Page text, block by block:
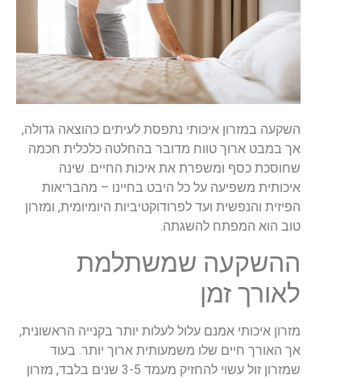
השקעה במזרון איכותי נתפסת לעיתים כהוצאה גדולה,
אך במבט ארוך טווח מדובר בהחלטה כלכלית חכמה
שחוסכת כסף ומשפרת את איכות החיים. שינה
איכותית משפיעה על כל היבט בחיינו – מהבריאות
הפיזית והנפשית ועד לפרודוקטיביות היומיומית, ומזרון
טוב הוא המפתח להשגתה.
ההשקעה שמשתלמת
לאורך זמן
מזרון איכותי אמנם עלול לעלות יותר בקנייה הראשונית,
אך האורך חיים שלו משמעותית ארוך יותר. בעוד
שמזרון זול עשוי להחזיק מעמד 3-5 שנים בלבד, מזרון